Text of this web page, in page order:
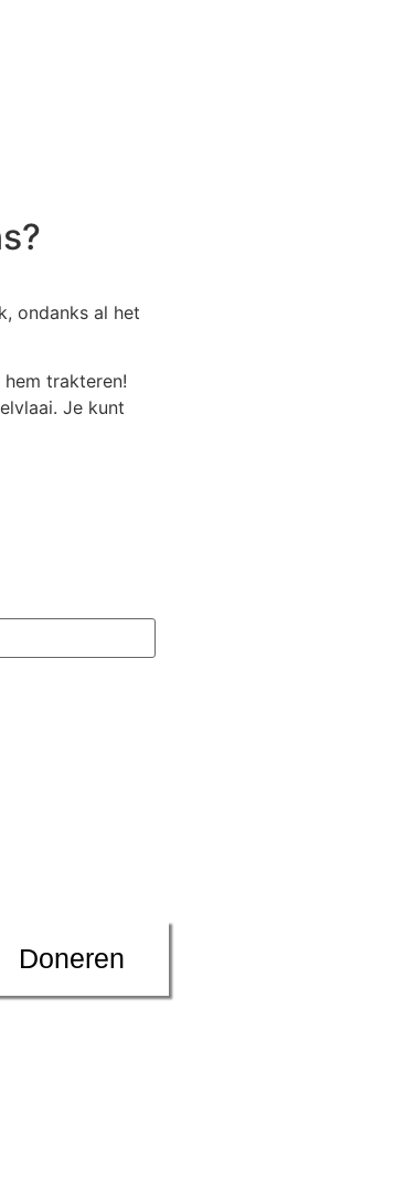
ondanks al het
trakteren!
Je kunt